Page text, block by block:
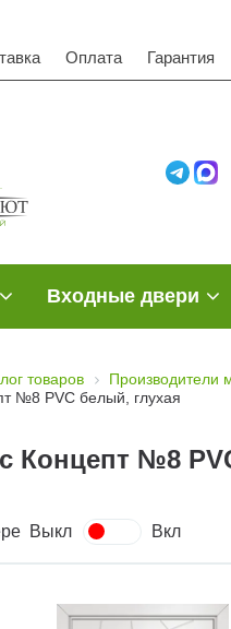
Оплата Гарантия
Входные двери
товаров Производители
№8 PVC белый, глухая
Концепт №8
Выкл Вкл